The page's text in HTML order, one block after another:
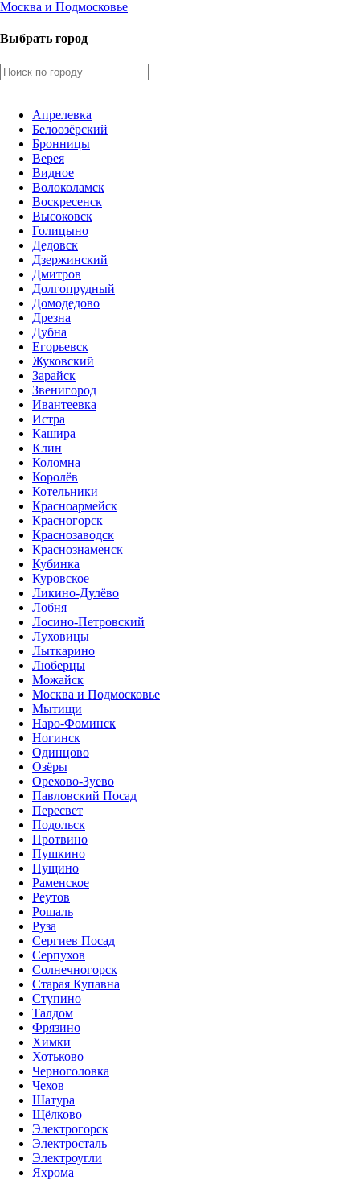
Москва и Подмосковье
Выбрать город
Апрелевка
Белоозёрский
Бронницы
Верея
Видное
Волоколамск
Воскресенск
Высоковск
Голицыно
Дедовск
Дзержинский
Дмитров
Долгопрудный
Домодедово
Дрезна
Дубна
Егорьевск
Жуковский
Зарайск
Звенигород
Ивантеевка
Истра
Кашира
Клин
Коломна
Королёв
Котельники
Красноармейск
Красногорск
Краснозаводск
Краснознаменск
Кубинка
Куровское
Ликино-Дулёво
Лобня
Лосино-Петровский
Луховицы
Лыткарино
Люберцы
Можайск
Москва и Подмосковье
Мытищи
Наро-Фоминск
Ногинск
Одинцово
Озёры
Орехово-Зуево
Павловский Посад
Пересвет
Подольск
Протвино
Пушкино
Пущино
Раменское
Реутов
Рошаль
Руза
Сергиев Посад
Серпухов
Солнечногорск
Старая Купавна
Ступино
Талдом
Фрязино
Химки
Хотьково
Черноголовка
Чехов
Шатура
Щёлково
Электрогорск
Электросталь
Электроугли
Яхрома